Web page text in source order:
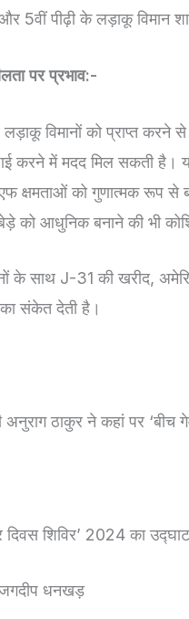
5वीं पीढ़ी के लड़ाकू विमान
पर प्रभाव:-
विमानों को प्राप्त करने
करने में मदद मिल सकती है।
क्षमताओं को गुणात्मक रूप से
को आधुनिक बनाने की भी
के साथ J-31 की खरीद,
संकेत देती है।
ठाकुर ने कहां पर ‘बीच
दिवस शिविर’ 2024 का
जगदीप धनखड़